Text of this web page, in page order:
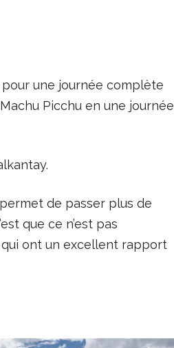
une journée complète
Picchu en une journée
de passer plus de
que ce n’est pas
qui ont un excellent rapport